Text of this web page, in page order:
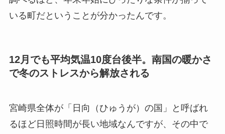
いる町だということが分かったんです。
12月でも平均気温10度台後半。南国の暖かさ
で冬のストレスから解放される
宮崎県全体が「日向（ひゅうが）の国」と呼ばれ
るほど日照時間が長い地域なんですが、その中で